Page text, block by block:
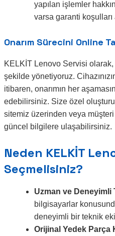
yapılan işlemler
varsa garanti koşulları
Onarım Sürecini Online
KELKİT Lenovo Servisi
şekilde yönetiyoruz.
itibaren, onarımın her
edebilirsiniz. Size özel
sitemiz üzerinden veya müşteri
güncel bilgilere ulaşabilirsiniz.
Neden KELKİT
Seçmelisiniz?
Uzman ve Deneyimli
bilgisayarlar
deneyimli bir teknik
Orijinal Yedek Parça